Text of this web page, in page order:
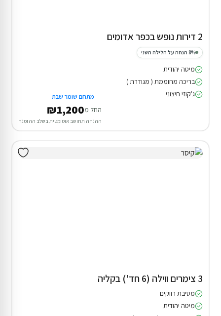
2 דירות נופש בכפר אדומים
8% הנחה על הלילה השני
מיטה יהודית
בריכה מחוממת ( מגודרת )
ג'קוזי חיצוני
מתחם שומר שבת
החל מ₪1,200
ההנחה תחושב אוטומטית בשלב ההזמנה
3 צימרים ווילה (6 חד') בקליה
מסיבת רווקים
מיטה יהודית